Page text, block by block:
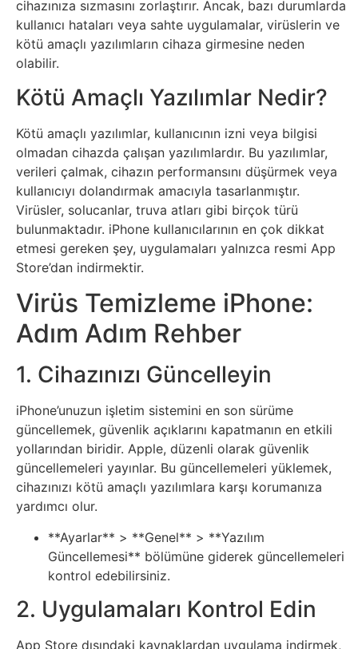
Facebook
Felsefe
Finans
Genel
Gezi
Gizem
Grafik
&
Tasarım
Güvenlik
Haber
Hayvanlar
Hobi
Hosting
Hukuk
İnstagram
cihazınıza sızmasını zorlaştırır. Ancak, bazı durumlarda
kullanıcı hataları veya sahte uygulamalar, virüslerin ve
kötü amaçlı yazılımların cihaza girmesine neden
olabilir.
Kötü Amaçlı Yazılımlar Nedir?
Kötü amaçlı yazılımlar, kullanıcının izni veya bilgisi
olmadan cihazda çalışan yazılımlardır. Bu yazılımlar,
verileri çalmak, cihazın performansını düşürmek veya
kullanıcıyı dolandırmak amacıyla tasarlanmıştır.
Virüsler, solucanlar, truva atları gibi birçok türü
bulunmaktadır. iPhone kullanıcılarının en çok dikkat
etmesi gereken şey, uygulamaları yalnızca resmi App
Store’dan indirmektir.
Virüs Temizleme iPhone:
Adım Adım Rehber
1. Cihazınızı Güncelleyin
iPhone’unuzun işletim sistemini en son sürüme
güncellemek, güvenlik açıklarını kapatmanın en etkili
yollarından biridir. Apple, düzenli olarak güvenlik
güncellemeleri yayınlar. Bu güncellemeleri yüklemek,
cihazınızı kötü amaçlı yazılımlara karşı korumanıza
yardımcı olur.
**Ayarlar** > **Genel** > **Yazılım
Güncellemesi** bölümüne giderek güncellemeleri
kontrol edebilirsiniz.
2. Uygulamaları Kontrol Edin
App Store dışındaki kaynaklardan uygulama indirmek,